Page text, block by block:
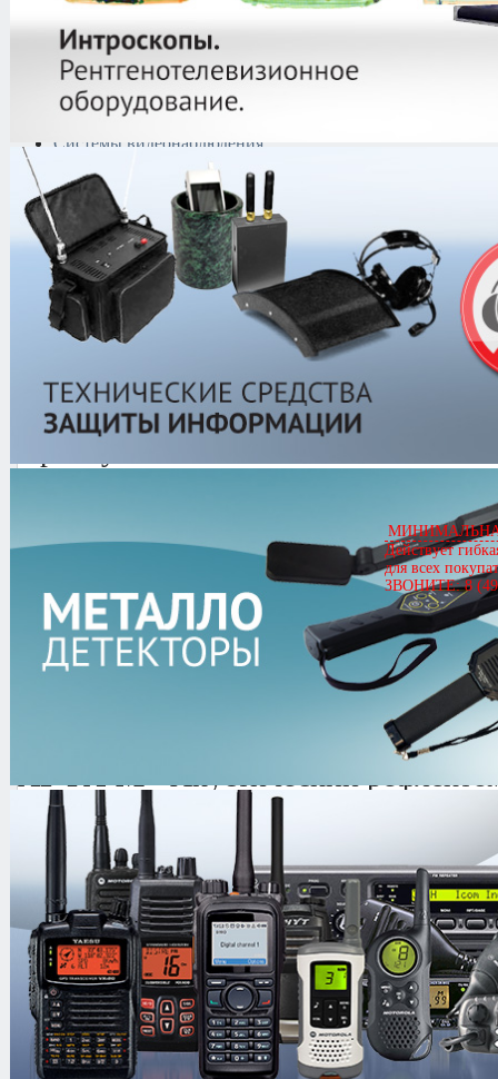
Металлодетекторы
Полиграфы
Противокражные системы
Рации и Аксессуары
Переговорные устройства
Системы видеонаблюдения
оборудование
Контроль доступа
Каталог/Поиск и выявление
Анализаторы проводных линий
АРФА-М
Кол-во
Действует
для всех
ЗВОНИТЕ: 8
для проверки радиоэлектронной
выявления возможных каналов
воздействием сигнала
Принцип действия прибора
амплитудно-фазовой демодуляции
линии. Результаты проведённой
протоколе исследования, где
необходимые данные.